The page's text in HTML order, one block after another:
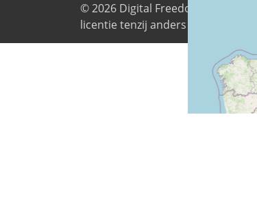
© 2026 Digital Freedom Foundation
licentie tenzij anders vermeld